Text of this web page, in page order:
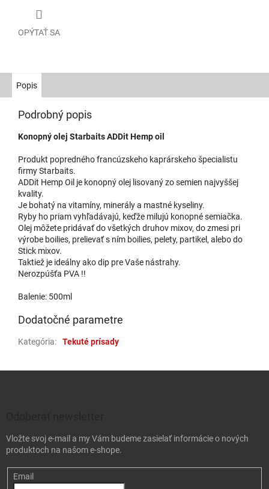
OPÝTAŤ SA
Popis
Podrobný popis
Konopný olej Starbaits ADDit Hemp oil
Produkt popredného francúzskeho kaprárskeho špecialistu
firmy Starbaits.
ADDit Hemp Oil je konopný olej lisovaný zo semien najvyššej
kvality.
Je bohatý na vitamíny, minerály a mastné kyseliny.
Ryby ho priam vyhľadávajú, keďže milujú konopné semiačka.
Olej môžete pridávať do všetkých druhov mixov, do zmesi pri
výrobe boilies, prelievať s ním boilies, pelety, partikel, alebo do
Stick mixov.
Taktiež je ideálny ako dip pre Vaše nástrahy.
Nerozpúšťa PVA !!
Balenie: 500ml
Dodatočné parametre
Kategória: Tekuté prísady
Vložte svoj e-mail a my Vám budeme zasielať informácie o nových
produktoch na našom e-shope.
Email